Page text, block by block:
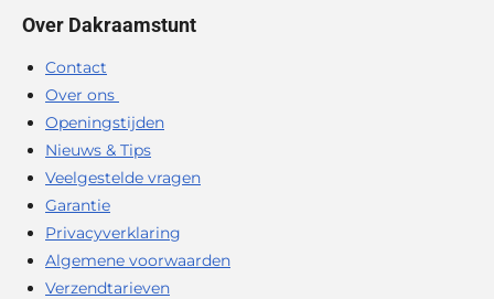
Over Dakraamstunt
Contact
Over ons
Openingstijden
Nieuws & Tips
Veelgestelde vragen
Garantie
Privacyverklaring
Algemene voorwaarden
Verzendtarieven